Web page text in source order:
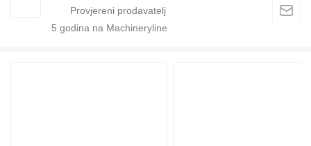
5 godina na Machineryline